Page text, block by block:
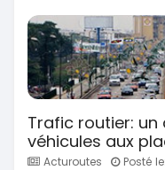
Trafic routier: un
véhicules aux
Acturoutes Posté